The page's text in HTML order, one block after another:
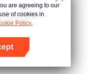
are agreeing to our
of cookies in
Policy.